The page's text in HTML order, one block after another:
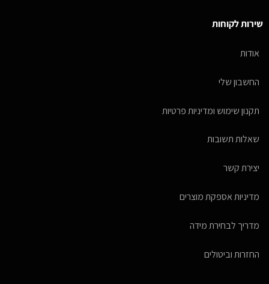
שירות לקוחות
אודות
החשבון שלי
תקנון שימוש ומדיניות פרטיות
שאלות תשובות
יצירת קשר
מדיניות אספקת מוצרים
מדריך לבחירת מידה
החזרות וביטולים